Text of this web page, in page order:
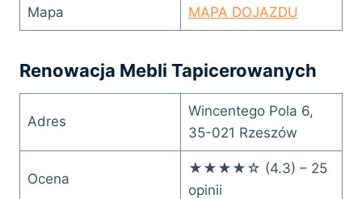
Mapa MAPA DOJAZDU
Renowacja Mebli Tapicerowanych
Adres
Wincentego Pola 6,
35-021 Rzeszów
Ocena
★★★★☆ (4.3) – 25
opinii